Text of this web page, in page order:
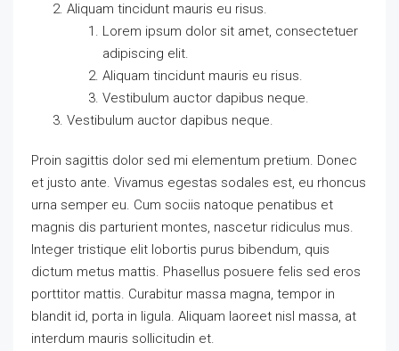
Aliquam tincidunt mauris eu risus.
Lorem ipsum dolor sit amet, consectetuer
adipiscing elit.
Aliquam tincidunt mauris eu risus.
Vestibulum auctor dapibus neque.
Vestibulum auctor dapibus neque.
Proin sagittis dolor sed mi elementum pretium. Donec
et justo ante. Vivamus egestas sodales est, eu rhoncus
urna semper eu. Cum sociis natoque penatibus et
magnis dis parturient montes, nascetur ridiculus mus.
Integer tristique elit lobortis purus bibendum, quis
dictum metus mattis. Phasellus posuere felis sed eros
porttitor mattis. Curabitur massa magna, tempor in
blandit id, porta in ligula. Aliquam laoreet nisl massa, at
interdum mauris sollicitudin et.